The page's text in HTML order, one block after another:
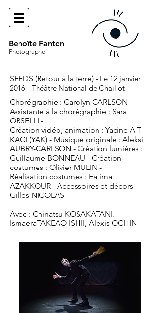
Benoîte Fanton
Photographe
SEEDS (Retour à la terre) - Le 12 janvier
2016 - Théâtre National de Chaillot
Chorégraphie : Carolyn CARLSON -
Assistante à la chorégraphie : Sara
ORSELLI -
Création vidéo, animation : Yacine AIT
KACI (YAK) - Musique originale : Aleksi
AUBRY-CARLSON - Création lumières :
Guillaume BONNEAU - Création
costumes : Olivier MULIN -
Réalisation costumes : Fatima
AZAKKOUR - Accessoires et décors :
Gilles NICOLAS -
Avec : Chinatsu KOSAKATANI,
IsmaeraTAKEAO ISHII, Alexis OCHIN